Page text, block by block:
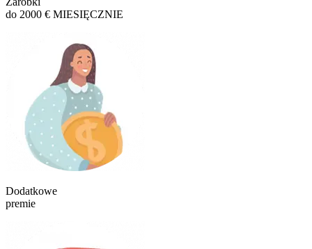
do 2000 € MIESIĘCZNIE
Dodatkowe
premie